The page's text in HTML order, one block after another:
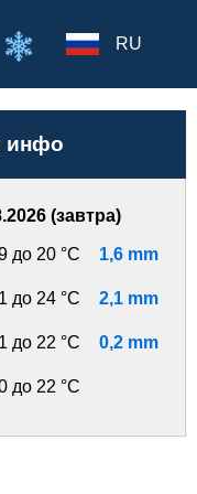
RU
инфо
(завтра)
до 20 °C 1,6 mm
до 24 °C 2,1 mm
до 22 °C 0,2 mm
до 22 °C